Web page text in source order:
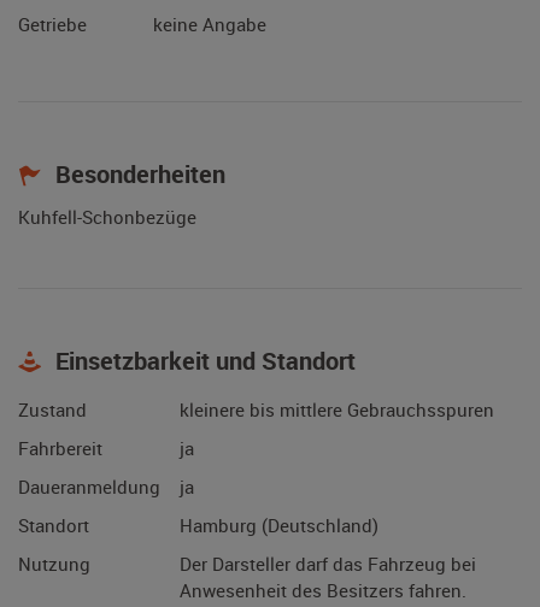
Getriebe
keine Angabe
Besonderheiten
Kuhfell-Schonbezüge
Einsetzbarkeit und Standort
Zustand
kleinere bis mittlere Gebrauchsspuren
Fahrbereit
ja
Daueranmeldung
ja
Standort
Hamburg (Deutschland)
Nutzung
Der Darsteller darf das Fahrzeug bei
Anwesenheit des Besitzers fahren.